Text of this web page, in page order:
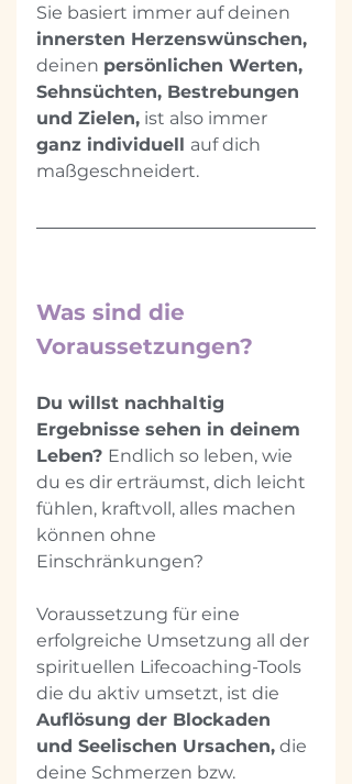
Sie basiert immer auf deinen
innersten Herzenswünschen,
deinen persönlichen Werten,
Sehnsüchten, Bestrebungen
und Zielen, ist also immer
ganz individuell auf dich
maßgeschneidert.
Was sind die
Voraussetzungen?
Du willst nachhaltig
Ergebnisse sehen in deinem
Leben? Endlich so leben, wie
du es dir erträumst, dich leicht
fühlen, kraftvoll, alles machen
können ohne
Einschränkungen?
Voraussetzung für eine
erfolgreiche Umsetzung all der
spirituellen Lifecoaching-Tools
die du aktiv umsetzt, ist die
Auflösung der Blockaden
und Seelischen Ursachen, die
deine Schmerzen bzw.